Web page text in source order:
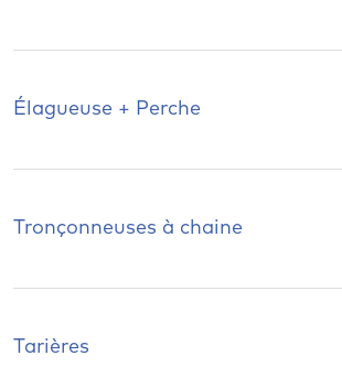
Élagueuse + Perche
Tronçonneuses à chaine
Tarières